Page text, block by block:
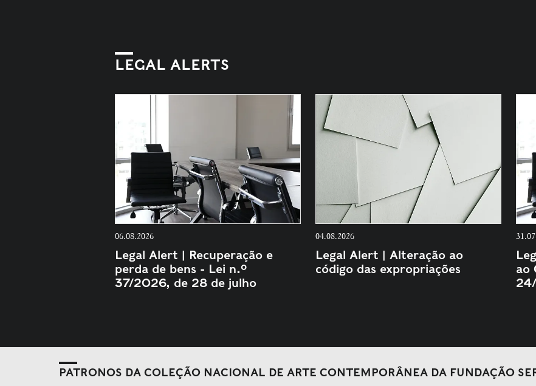
LEGAL ALERTS
06.08.2026
Legal Alert | Recuperação e
perda de bens - Lei n.º
37/2026, de 28 de julho
04.08.2026
Legal Alert | Alteração ao
código das expropriações
ao
PATRONOS DA COLEÇÃO NACIONAL DE ARTE CONTEMPORÂNEA DA FUNDAÇÃO